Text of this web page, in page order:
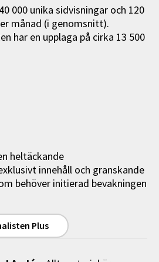
000 unika sidvisningar och 120
månad (i genomsnitt).
har en upplaga på cirka 13 500
heltäckande
innehåll och granskande
behöver initierad bevakningen
Plus